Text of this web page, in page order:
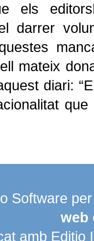
els
darrer
mateix
diari:
que
Software
web
amb Editio